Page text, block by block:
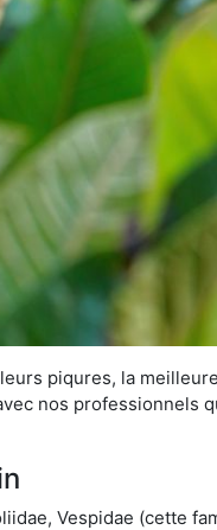
piqures, la
nos professionnels
Vespidae (cette